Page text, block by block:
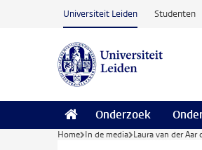
Ga naar hoofdinhoud
Universiteit Leiden Studenten
Onderzoek
Home In de media Laura van der